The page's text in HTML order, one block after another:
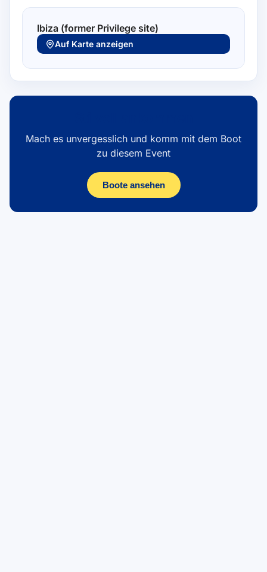
Ibiza (former Privilege site)
Auf Karte anzeigen
Mach es unvergesslich und komm mit dem Boot
zu diesem Event
Boote ansehen